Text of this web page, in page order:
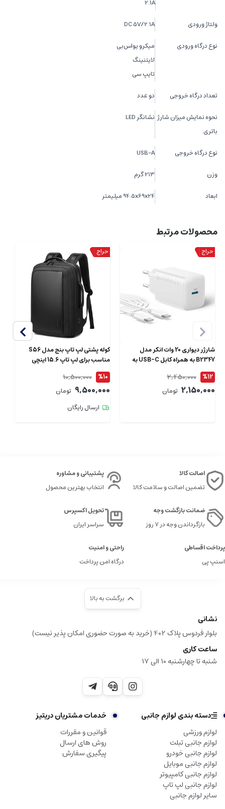
2.1A
ولتاژ ورودی DC 5V/2.1A
نوع درگاه ورودی
میکرو یو‌اس‌بی
لایتنینگ
تایپ سی
تعداد درگاه خروجی دو عدد
نحوه نمایش میزان شارژ
باتری
نشانگر LED
نوع درگاه خروجی USB-A
وزن 213 گرم
ابعاد 94.5x69x24 میلیمتر
محصولات مرتبط
شارژر دیواری 20 وات انکر مدل
B2347 به همراه کابل USB-C به
طول 1.5 متر
%12
2,450,000
2,150,000 تومان
کوله پشتی لپ تاپ بنج مدل S56
مناسب برای لپ تاپ 15.6 اینچی
%10
10,500,000
9,500,000 تومان
ارسال رایگان
اصالت کالا
تضمین اصالت و سلامت کالا
پشتیبانی و مشاوره
انتخاب بهترین محصول
ضمانت بازگشت وجه
بازگرداندن وجه در ۷ روز
تحویل اکسپرس
سراسر ایران
پرداخت اقساطی
اسنپ پی
راحتی و امنیت
درگاه امن پرداخت
برگشت به بالا
نشانی
بلوار فردوس پلاک 402 (خرید به صورت حضوری امکان پذیر نیست)
ساعت کاری
شنبه تا چهارشنبه 10 الی 17
دسته بندی لوازم جانبی
لوازم ورزشی
لوازم جانبی تبلت
لوازم جانبی خودرو
لوازم جانبی موبایل
لوازم جانبی کامپیوتر
لوازم جانبی لپ تاپ
سایر لوازم جانبی
خدمات مشتریان دریتیز
قوانین و مقررات
روش های ارسال
پیگیری سفارش